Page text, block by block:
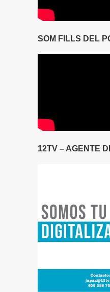
SOM FILLS DEL
12TV – AGENTE